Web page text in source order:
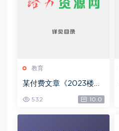
教育
某付费文章《2023楼市
来吗？》!，网盘下载(15.
73M)
532 10.0